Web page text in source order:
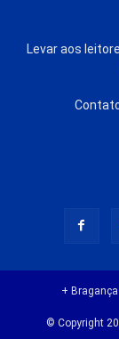
Levar aos
+
© Copyright